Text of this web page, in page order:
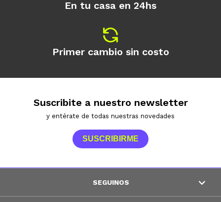
En tu casa en 24hs
Primer cambio sin costo
Suscribite a nuestro newsletter
y entérate de todas nuestras novedades
SUSCRIBIRME
SEGUINOS